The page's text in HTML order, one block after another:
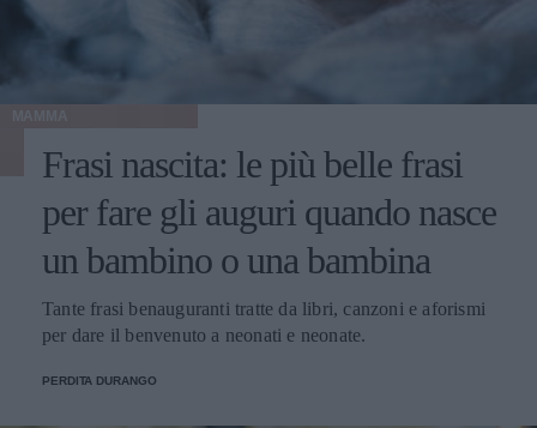
Frasi nascita: le più belle frasi
per fare gli auguri quando nasce
un bambino o una bambina
Tante frasi benauguranti tratte da libri, canzoni e aforismi
per dare il benvenuto a neonati e neonate.
PERDITA DURANGO